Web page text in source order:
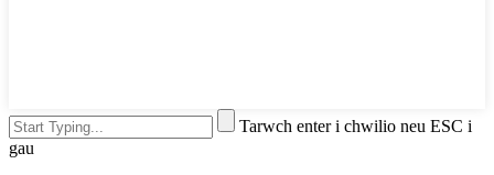
Tarwch enter i chwilio neu ESC i
gau